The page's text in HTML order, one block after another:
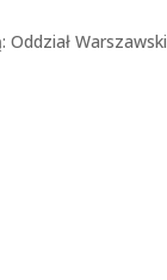
Warszawski